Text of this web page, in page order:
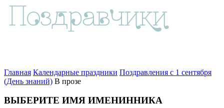
Главная Календарные праздники Поздравления с 1 сентября
(День знаний) В прозе
ВЫБЕРИТЕ ИМЯ ИМЕНИННИКА